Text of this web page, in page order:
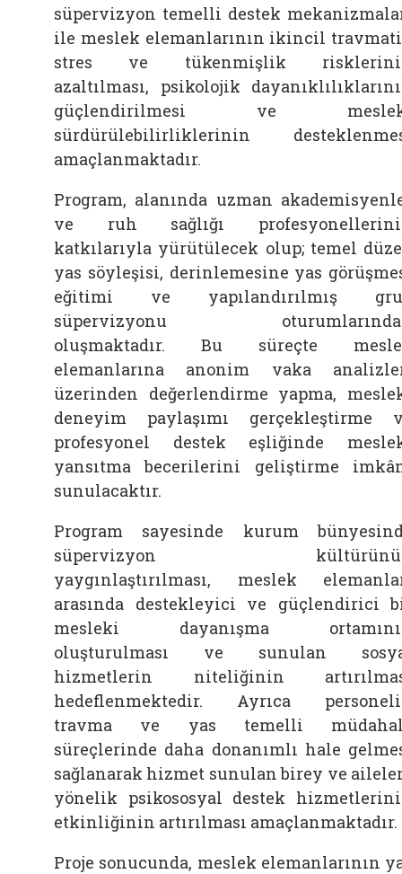
süpervizyon temelli destek
ile meslek elemanlarının ikincil
stres ve tükenmişlik
azaltılması, psikolojik
güçlendirilmesi ve
sürdürülebilirliklerinin
amaçlanmaktadır.
Program, alanında uzman
ve ruh sağlığı
katkılarıyla yürütülecek olup; temel
yas söyleşisi, derinlemesine yas
eğitimi ve yapılandırılmış
süpervizyonu
oluşmaktadır. Bu süreçte
elemanlarına anonim vaka
üzerinden değerlendirme yapma,
deneyim paylaşımı gerçekleştirme
profesyonel destek eşliğinde
yansıtma becerilerini geliştirme
sunulacaktır.
Program sayesinde kurum
süpervizyon
yaygınlaştırılması, meslek
arasında destekleyici ve güçlendirici
mesleki dayanışma
oluşturulması ve sunulan
hizmetlerin niteliğinin
hedeflenmektedir. Ayrıca
travma ve yas temelli
süreçlerinde daha donanımlı hale
sağlanarak hizmet sunulan birey ve
yönelik psikososyal destek
etkinliğinin artırılması amaçlanmaktadır.
Proje sonucunda, meslek elemanlarının